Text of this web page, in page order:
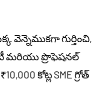
వెన్నెముకగా గుర్తించి,
మరియు ప్రొఫెషనల్
కోట్ల SME గ్రోత్